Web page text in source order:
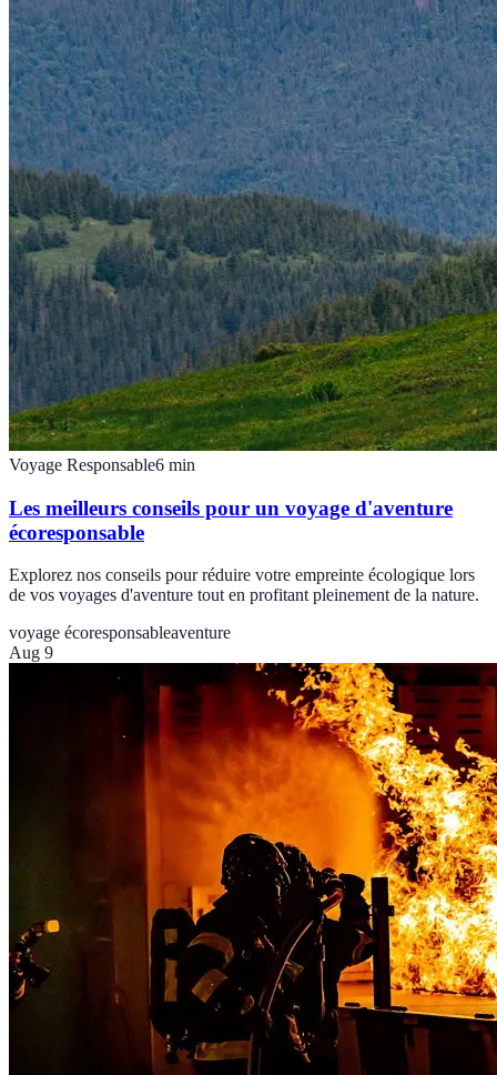
Voyage Responsable6 min
Les meilleurs conseils pour un voyage d'aventure
écoresponsable
Explorez nos conseils pour réduire votre empreinte écologique lors
de vos voyages d'aventure tout en profitant pleinement de la nature.
voyage écoresponsableaventure
Aug 9